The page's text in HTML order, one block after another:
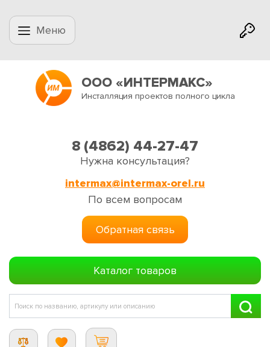
Меню
ООО «ИНТЕРМАКС»
Инсталляция проектов полного цикла
8 (4862) 44-27-47
Нужна консультация?
intermax@intermax-orel.ru
По всем вопросам
Обратная связь
Каталог товаров